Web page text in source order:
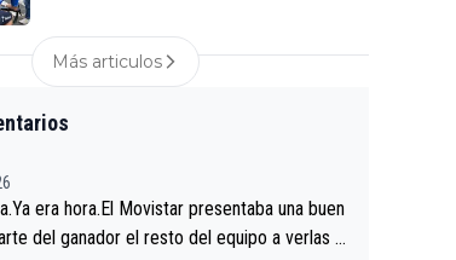
Más articulos
era hora.El Movistar presentaba una buen
del ganador el resto del equipo a verlas v